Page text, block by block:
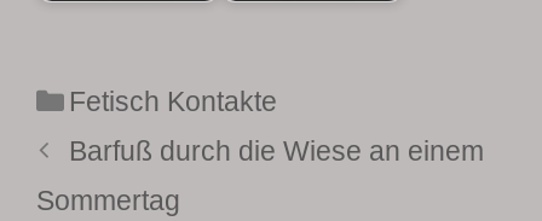
Kategorien
Fetisch Kontakte
Barfuß durch die Wiese an einem
Sommertag